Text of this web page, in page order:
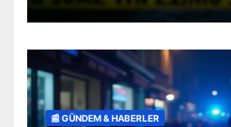
📰 GÜNDEM & HABERLER